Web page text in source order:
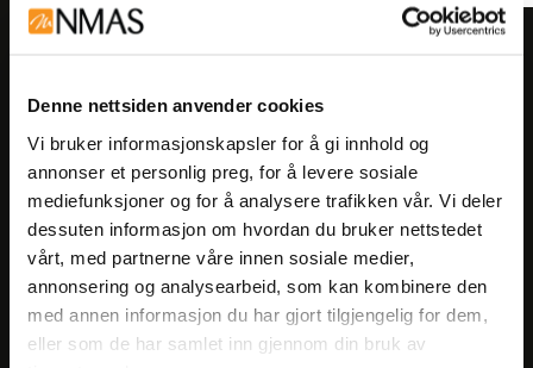
Denne nettsiden anvender cookies
Vi bruker informasjonskapsler for å gi innhold og
annonser et personlig preg, for å levere sosiale
mediefunksjoner og for å analysere trafikken vår. Vi deler
dessuten informasjon om hvordan du bruker nettstedet
vårt, med partnerne våre innen sosiale medier,
annonsering og analysearbeid, som kan kombinere den
med annen informasjon du har gjort tilgjengelig for dem,
eller som de har samlet inn gjennom din bruk av
Få informasjon om produkter,
Meld på nyhetsbrev